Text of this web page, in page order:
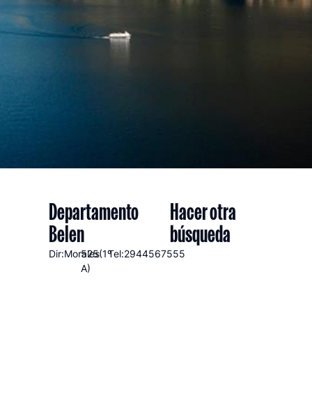
Departamento
Belen
Dir:Morales
525(1º
A)
Tel:2944567555
Hacer otra
búsqueda